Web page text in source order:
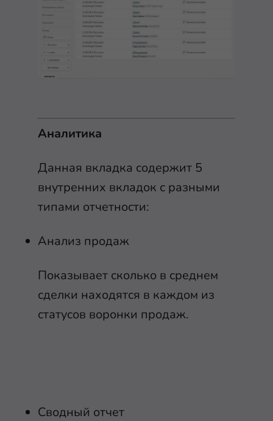
Аналитика
Данная вкладка содержит 5
внутренних вкладок с разными
типами отчетности:
Анализ продаж
Показывает сколько в среднем
сделки находятся в каждом из
статусов воронки продаж.
Сводный отчет